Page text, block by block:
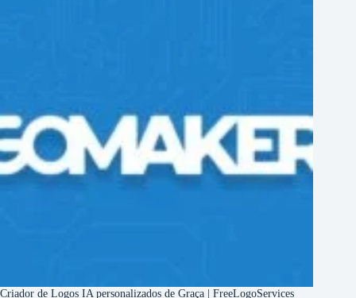
Criador de Logos IA personalizados de Graça | FreeLogoServices